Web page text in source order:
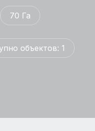
70 Га
объектов: 1